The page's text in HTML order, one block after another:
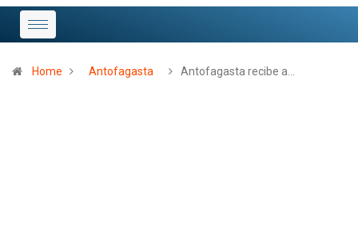
Home Antofagasta Antofagasta recibe a…